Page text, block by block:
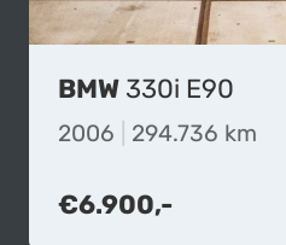
BMW 330i E90
2006 294.736 km
€6.900,-